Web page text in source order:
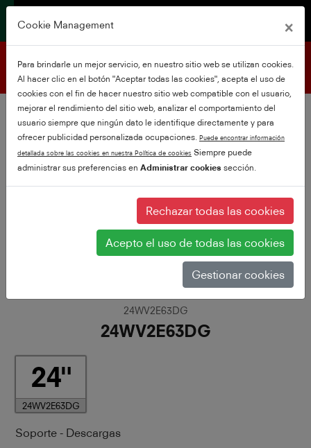
Asistencia para el producto
24WV2E63DG
24WV2E63DG
24
24WV2E63DG
Soporte - Descargas
Cookie Management ×
Para brindarle un mejor servicio, en nuestro sitio web se utilizan cookies.
Al hacer clic en el botón "Aceptar todas las cookies", acepta el uso de
cookies con el fin de hacer nuestro sitio web compatible con el usuario,
mejorar el rendimiento del sitio web, analizar el comportamiento del
usuario siempre que ningún dato le identifique directamente y para
ofrecer publicidad personalizada ocupaciones. Puede encontrar información
detallada sobre las cookies en nuestra Política de cookies Siempre puede
administrar sus preferencias en Administrar cookies sección.
Rechazar todas las cookies
Acepto el uso de todas las cookies
Gestionar cookies